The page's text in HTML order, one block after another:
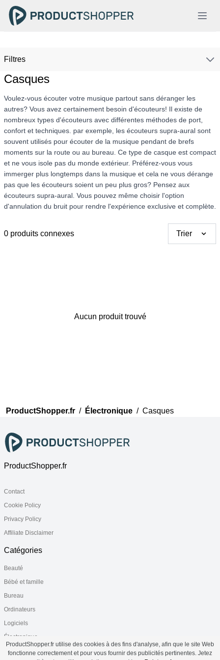
Filtres
Casques
Voulez-vous écouter votre musique partout sans déranger les
autres? Vous avez certainement besoin d'écouteurs! Il existe de
nombreux types d'écouteurs avec différentes méthodes de port,
confort et techniques. par exemple, les écouteurs supra-aural sont
souvent utilisés pour écouter de la musique pendant de brefs
moments sur la route ou au bureau. Ce type de casque est compact
et ne vous isole pas du monde extérieur. Préférez-vous vous
immerger plus longtemps dans la musique et cela ne vous dérange
pas que les écouteurs soient un peu plus gros? Pensez aux
écouteurs supra-aural. Vous pouvez même choisir l'option
d'annulation du bruit pour rendre l'expérience exclusive et complète.
0 produits connexes Trier
Aucun produit trouvé
Merci pour votre avis
ProductShopper.fr / Électronique / Casques
ProductShopper.fr
Contact
Cookie Policy
Privacy Policy
Affiliate Disclaimer
Catégories
Beauté
Bébé et famille
Bureau
Ordinateurs
Logiciels
Électronique
Santé
ProductShopper.fr utilise des cookies à des fins d'analyse, afin que le site Web
fonctionne correctement et pour vous fournir des publicités pertinentes. Jetez